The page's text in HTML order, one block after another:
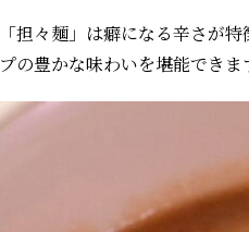
「担々麺」は癖になる辛さが
プの豊かな味わいを堪能できま